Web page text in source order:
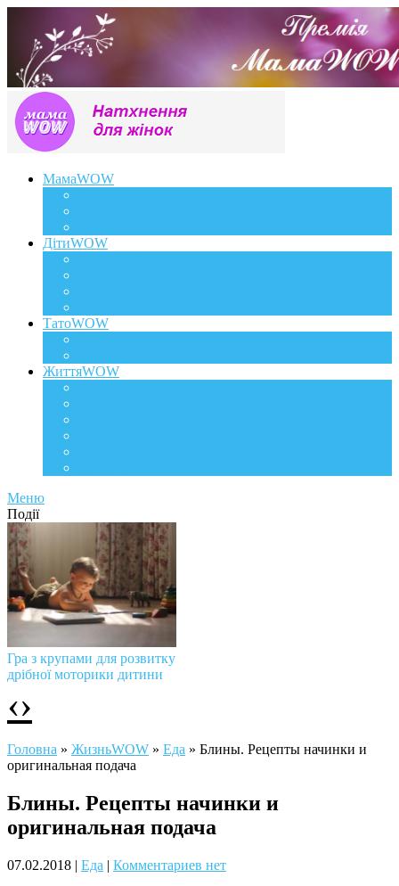
МамаWOW
ДітиWOW
ТатоWOW
ЖиттяWOW
Меню
Події
Гра з крупами для розвитку
дрібної моторики дитини
Чому дітям корисно читати
‹›
Головна » ЖизньWOW » Еда » Блины. Рецепты начинки и
оригинальная подача
Блины. Рецепты начинки и
оригинальная подача
07.02.2018 | Еда | Комментариев нет